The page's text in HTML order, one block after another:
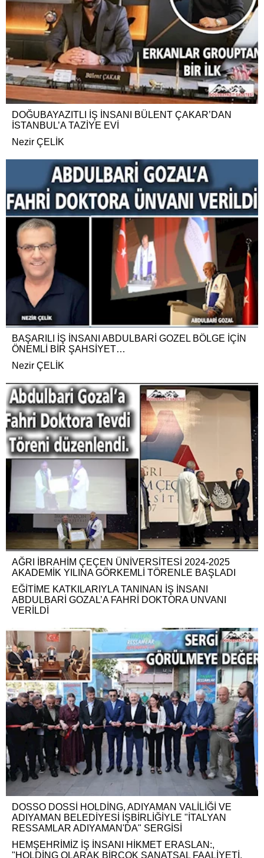
DOĞUBAYAZITLI İŞ İNSANI BÜLENT ÇAKAR’DAN
İSTANBUL’A TAZİYE EVİ
Nezir ÇELİK
BAŞARILI İŞ İNSANI ABDULBARİ GOZEL BÖLGE İÇİN
ÖNEMLİ BİR ŞAHSİYET…
Nezir ÇELİK
AĞRI İBRAHİM ÇEÇEN ÜNİVERSİTESİ 2024-2025
AKADEMİK YILINA GÖRKEMLİ TÖRENLE BAŞLADI
EĞİTİME KATKILARIYLA TANINAN İŞ İNSANI
ABDULBARİ GOZAL’A FAHRİ DOKTORA UNVANI
VERİLDİ
DOSSO DOSSİ HOLDİNG, ADIYAMAN VALİLİĞİ VE
ADIYAMAN BELEDİYESİ İŞBİRLİĞİYLE "İTALYAN
RESSAMLAR ADIYAMAN'DA" SERGİSİ
HEMŞEHRİMİZ İŞ İNSANI HİKMET ERASLAN:,
"HOLDİNG OLARAK BİRÇOK SANATSAL FAALİYETİ,